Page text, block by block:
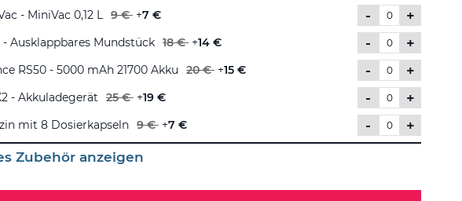
-
+
- MiniVac 0,12 L 9 € +7 €
- +
Ausklappbares Mundstück 18 € +14 €
- +
RS50 - 5000 mAh 21700 Akku 20 € +15 €
- +
- Akkuladegerät 25 € +19 €
- +
mit 8 Dosierkapseln 9 € +7 €
Zubehör anzeigen